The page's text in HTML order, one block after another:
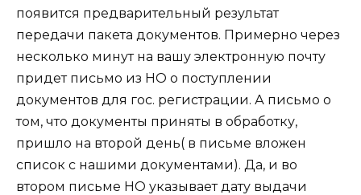
появится предварительный результат
передачи пакета документов. Примерно через
несколько минут на вашу электронную почту
придет письмо из НО о поступлении
документов для гос. регистрации. А письмо о
том, что документы приняты в обработку,
пришло на второй день( в письме вложен
список с нашими документами). Да, и во
втором письме НО указывает дату выдачи